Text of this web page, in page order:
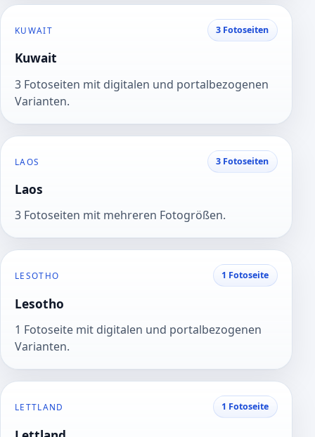
KUWAIT 3 Fotoseiten
Kuwait
3 Fotoseiten mit digitalen und portalbezogenen
Varianten.
LAOS 3 Fotoseiten
Laos
3 Fotoseiten mit mehreren Fotogrößen.
LESOTHO 1 Fotoseite
Lesotho
1 Fotoseite mit digitalen und portalbezogenen
Varianten.
LETTLAND 1 Fotoseite